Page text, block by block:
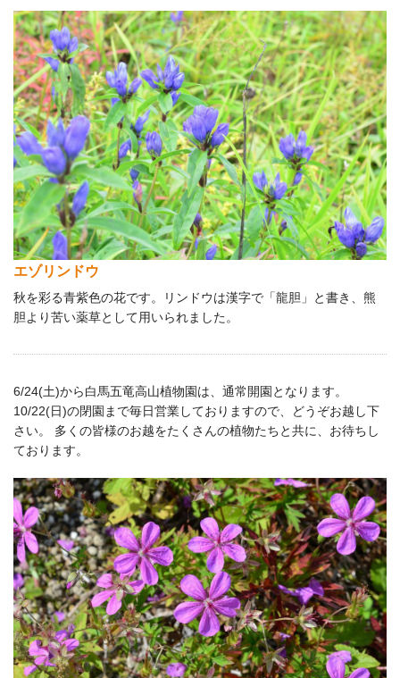
エゾリンドウ
秋を彩る青紫色の花です。リンドウは漢字で「龍胆」と書き、熊
胆より苦い薬草として用いられました。
6/24(土)から白馬五竜高山植物園は、通常開園となります。
10/22(日)の閉園まで毎日営業しておりますので、どうぞお越し下
さい。 多くの皆様のお越をたくさんの植物たちと共に、お待ちし
ております。